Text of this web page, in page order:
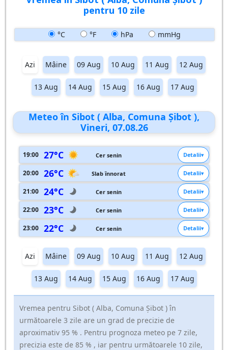
pentru 10 zile
°C °F hPa mmHg
Azi Mâine 09 Aug 10 Aug 11 Aug 12 Aug
13 Aug 14 Aug 15 Aug 16 Aug 17 Aug
Meteo în Sibot ( Alba, Comuna Şibot ),
Vineri, 07.08.26
19:00 27°C Cer senin Detalii
20:00 26°C Slab înnorat Detalii
21:00 24°C Cer senin Detalii
22:00 23°C Cer senin Detalii
23:00 22°C Cer senin Detalii
Azi Mâine 09 Aug 10 Aug 11 Aug 12 Aug
13 Aug 14 Aug 15 Aug 16 Aug 17 Aug
Vremea pentru Sibot ( Alba, Comuna Şibot ) în
următoarele 3 zile are un grad de precizie de
aproximativ 95 % . Pentru prognoza meteo pe 7 zile,
precizia este de 85 % , iar pentru următoarele 10 zile,